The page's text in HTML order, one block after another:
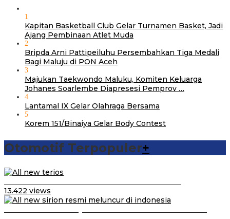
1
Kapitan Basketball Club Gelar Turnamen Basket, Jadi
Ajang Pembinaan Atlet Muda
2
Bripda Arni Pattipeiluhu Persembahkan Tiga Medali
Bagi Maluju di PON Aceh
3
Majukan Taekwondo Maluku, Komiten Keluarga
Johanes Soarlembe Diapresesi Pemprov …
4
Lantamal IX Gelar Olahraga Bersama
5
Korem 151/Binaiya Gelar Body Contest
Otomotif Terpopuler+
13.422 views